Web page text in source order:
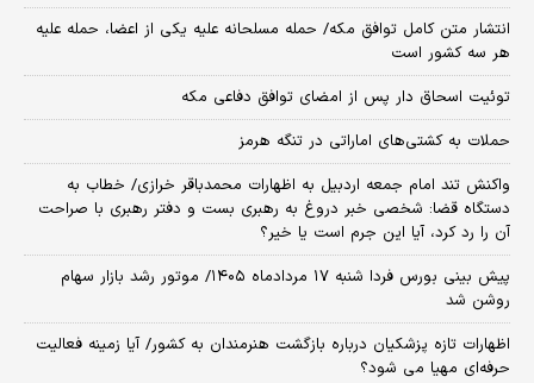
انتشار متن کامل توافق مکه/ حمله مسلحانه علیه یکی از اعضا، حمله علیه
هر سه کشور است
توئیت اسحاق دار پس از امضای توافق دفاعی مکه
حملات به کشتی‌های اماراتی در تنگه هرمز
واکنش تند امام جمعه اردبیل به اظهارات محمدباقر خرازی/ خطاب به
دستگاه قضا: شخصی خبر دروغ به رهبری بست و دفتر رهبری با صراحت
آن را رد کرد، آیا این جرم است یا خیر؟
پیش بینی بورس فردا شنبه ۱۷ مردادماه ۱۴۰۵/ موتور رشد بازار سهام
روشن شد
اظهارات تازه پزشکیان درباره بازگشت هنرمندان به کشور/ آیا زمینه فعالیت
حرفه‌ای مهیا می شود؟